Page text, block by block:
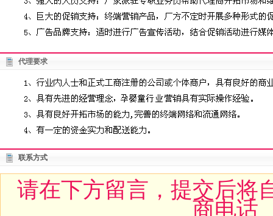
代理要求
联系方式
请在下方留言，提交后将
商电话